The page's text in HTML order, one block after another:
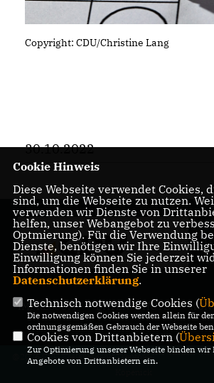
Copyright: CDU/Christine Lang
30.10.2022
IMPRESSUM DATENSCHUTZ
@2026 CDU Kreisverband Treptow-
Cookie Hinweis
Diese Webseite verwendet Cookies,
sind, um die Webseite zu nutzen.
verwenden wir Dienste von
helfen, unser Webangebot zu
Optmierung). Für die Verwendung
Dienste, benötigen wir Ihre
Einwilligung können Sie jederzeit
Informationen finden Sie in unserer
Datenschutzerklärung.
Technisch notwendige Cookies (
Die notwendigen Cookies werden allein für
ordnungsgemäßen Gebrauch der Webseite
Cookies von Drittanbietern (
Zur Optimierung unserer Webseite binden wir
Angebote von Drittanbietern ein.